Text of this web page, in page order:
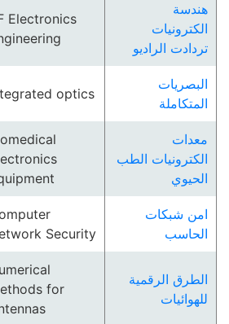
هندسة
الكترونيات
تردادت الراديو
RF Electronics
Engineering
البصريات
المتكاملة
Integrated optics
معدات
الكترونيات الطب
الحيوي
Biomedical
Electronics
Equipment
امن شبكات
الحاسب
Computer
Network Security
الطرق الرقمية
للهوائيات
Numerical
Methods for
Antennas